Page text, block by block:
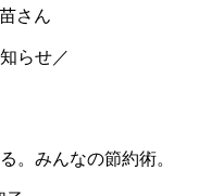
さん
らせ／
。みんなの節約術。